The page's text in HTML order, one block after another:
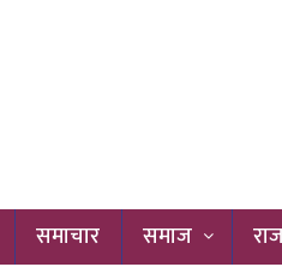
समाचार समाज